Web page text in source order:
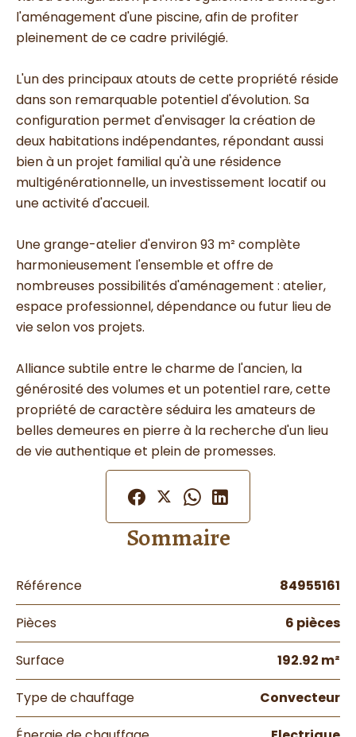
l'aménagement d'une piscine, afin de profiter
pleinement de ce cadre privilégié.
L'un des principaux atouts de cette propriété réside
dans son remarquable potentiel d'évolution. Sa
configuration permet d'envisager la création de
deux habitations indépendantes, répondant aussi
bien à un projet familial qu'à une résidence
multigénérationnelle, un investissement locatif ou
une activité d'accueil.
Une grange-atelier d'environ 93 m² complète
harmonieusement l'ensemble et offre de
nombreuses possibilités d'aménagement : atelier,
espace professionnel, dépendance ou futur lieu de
vie selon vos projets.
Alliance subtile entre le charme de l'ancien, la
générosité des volumes et un potentiel rare, cette
propriété de caractère séduira les amateurs de
belles demeures en pierre à la recherche d'un lieu
de vie authentique et plein de promesses.
Sommaire
Référence 84955161
Pièces 6 pièces
Surface 192.92 m²
Type de chauffage Convecteur